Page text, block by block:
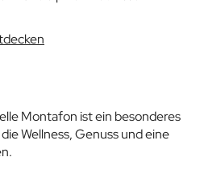
Montafon ist ein besonderes
Wellness, Genuss und eine